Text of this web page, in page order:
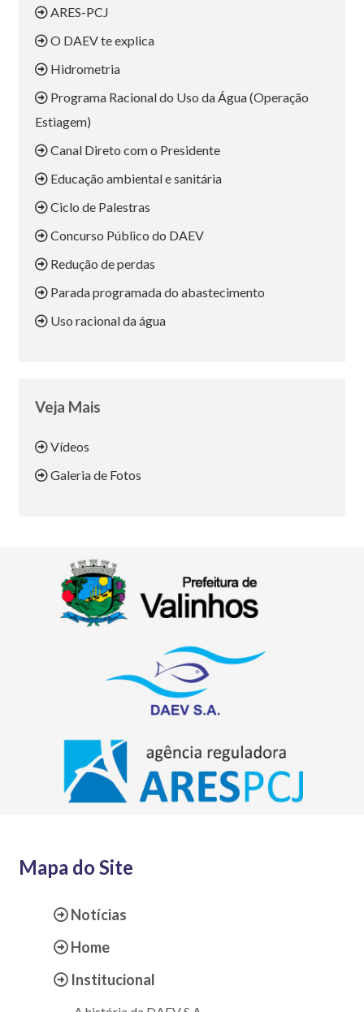
ARES-PCJ
O DAEV te explica
Hidrometria
Programa Racional do Uso da Água (Operação
Estiagem)
Canal Direto com o Presidente
Educação ambiental e sanitária
Ciclo de Palestras
Concurso Público do DAEV
Redução de perdas
Parada programada do abastecimento
Uso racional da água
Veja Mais
Vídeos
Galeria de Fotos
Mapa do Site
Notícias
Home
Institucional